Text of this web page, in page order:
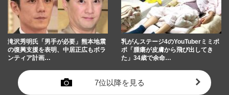
滝沢秀明氏「男手が必要」熊本地震
の復興支援を表明、中居正広もボラ
ンティア計画…
乳がんステージ4のYouTuberミミポ
ポ「腫瘍が皮膚から飛び出してき
た」34歳で余命…
7位以降を見る